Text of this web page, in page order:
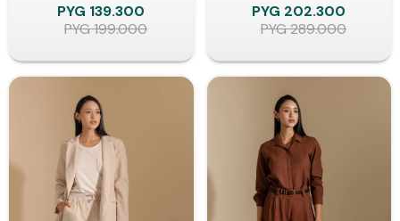
PYG 139.300
PYG199.000
PYG 202.300
PYG289.000